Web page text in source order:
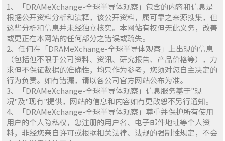
1、「DRAMeXchange-全球半导体观察」包含的内容和信息是
根据公开资料分析和演释，该公开资料，属可靠之来源搜集，但
这些分析和信息并未经独立核实。本网站有权但无此义务，改善
或更正在本网站的任何部分之错误或疏失。
2、任何在「DRAMeXchange-全球半导体观察」上出现的信息
（包括但不限于公司资料、资讯、研究报告、产品价格等），力
求但不保证数据的准确性，均只作为参考，您须对您自主决定的
行为负责。如有错漏，请以各公司官方网站公布为准。
3、「DRAMeXchange-全球半导体观察」信息服务基于"现
况"及"现有"提供，网站的信息和内容如有更改恕不另行通知。
4、「DRAMeXchange-全球半导体观察」尊重并保护所有使用
用户的个人隐私权，您注册的用户名、电子邮件地址等个人资
料，非经您亲自许可或根据相关法律、法规的强制性规定，不会